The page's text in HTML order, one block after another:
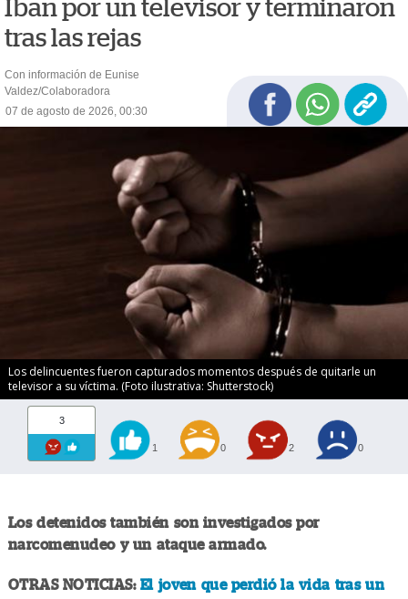
Iban por un televisor y terminaron
tras las rejas
Con información de Eunise
Valdez/Colaboradora
07 de agosto de 2026, 00:30
Los delincuentes fueron capturados momentos después de quitarle un
televisor a su víctima. (Foto ilustrativa: Shutterstock)
3
1 0 2 0
Los detenidos también son investigados por
narcomenudeo y un ataque armado.
OTRAS NOTICIAS: El joven que perdió la vida tras un